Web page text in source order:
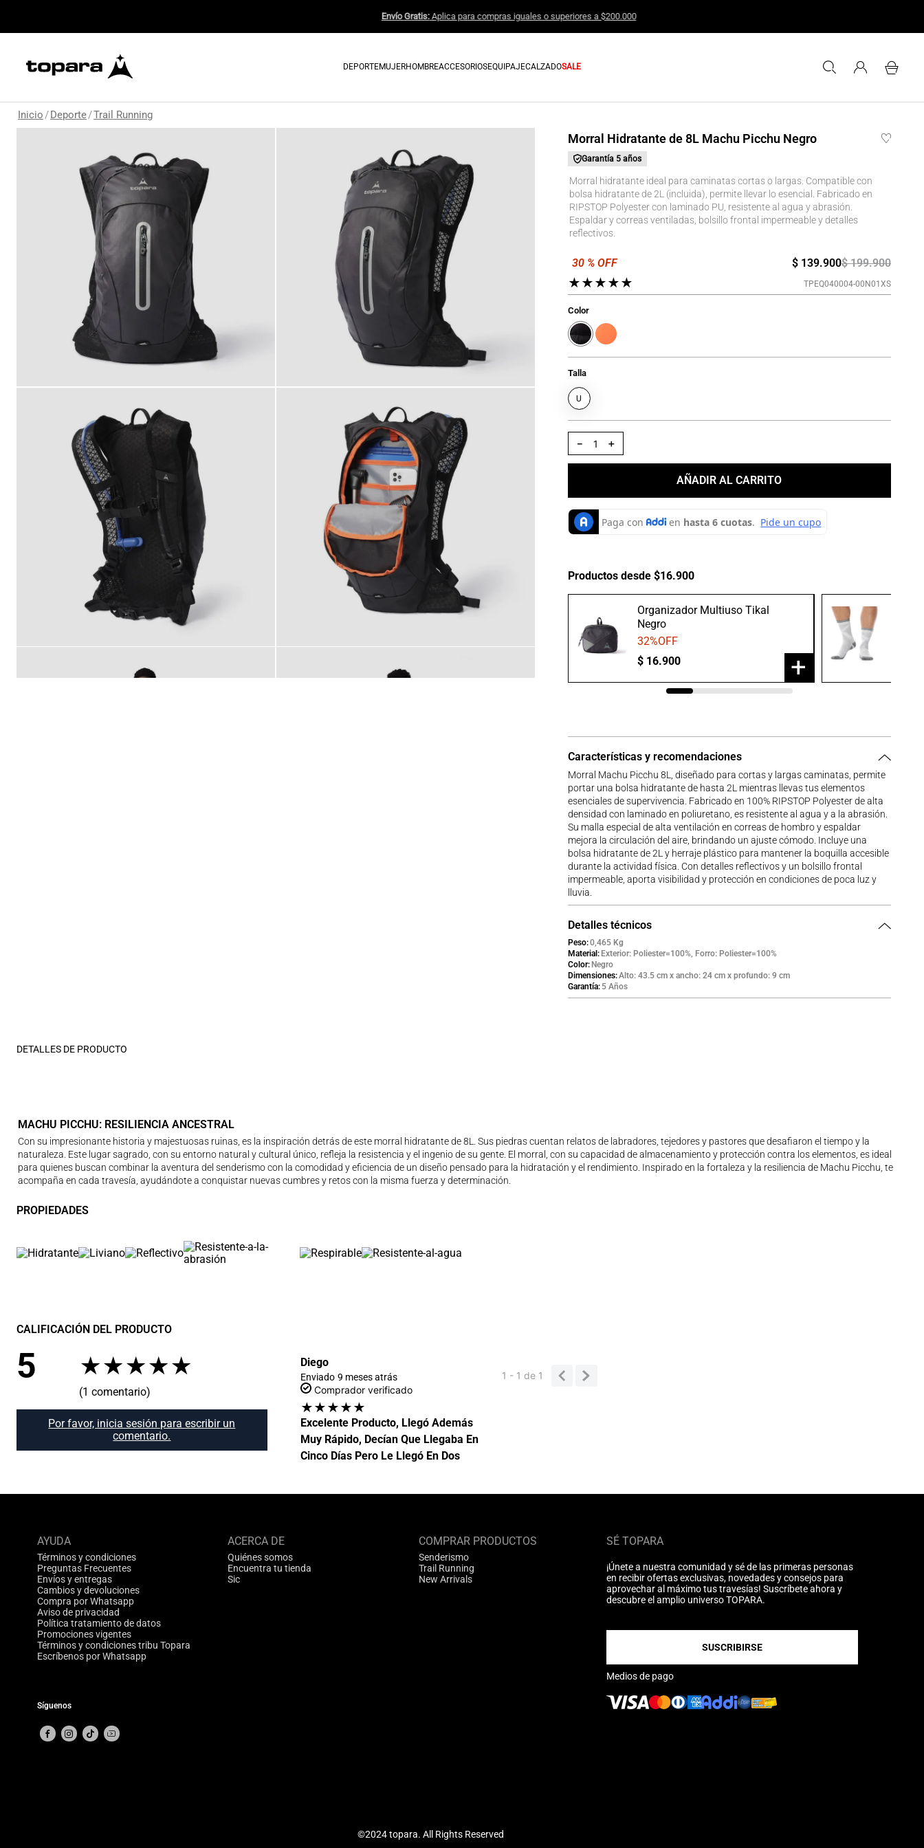
Envío Gratis:Aplica para compras iguales o superiores a $200.000
DEPORTEMUJERHOMBREACCESORIOSEQUIPAJECALZADOSALE
Inicio/Deporte/Trail Running
Morral Hidratante de 8L Machu Picchu Negro
Garantía 5 años
Morral hidratante ideal para caminatas cortas o largas. Compatible con
bolsa hidratante de 2L (incluida), permite llevar lo esencial. Fabricado en
RIPSTOP Polyester con laminado PU, resistente al agua y abrasión.
Espaldar y correas ventiladas, bolsillo frontal impermeable y detalles
reflectivos.
$ 199.900
$ 139.900
★★★★★ TPEQ040004-00N01XS
Talla
U
Color
＋
－
AÑADIR AL CARRITO
Productos desde $16.900
Organizador Multiuso Tikal
Negro
32%OFF
$ 16.900 +
Características y recomendaciones
Morral Machu Picchu 8L, diseñado para cortas y largas caminatas, permite
portar una bolsa hidratante de hasta 2L mientras llevas tus elementos
esenciales de supervivencia. Fabricado en 100% RIPSTOP Polyester de alta
densidad con laminado en poliuretano, es resistente al agua y a la abrasión.
Su malla especial de alta ventilación en correas de hombro y espaldar
mejora la circulación del aire, brindando un ajuste cómodo. Incluye una
bolsa hidratante de 2L y herraje plástico para mantener la boquilla accesible
durante la actividad física. Con detalles reflectivos y un bolsillo frontal
impermeable, aporta visibilidad y protección en condiciones de poca luz y
lluvia.
Detalles técnicos
Peso 0,465 Kg
Material
Exterior: Poliester=100%, Forro: Poliester=100%
Color Negro
Dimensiones Alto: 43.5 cm x ancho: 24 cm x profundo: 9 cm
Garantía 5 Años
DETALLES DE PRODUCTO
MACHU PICCHU: RESILIENCIA ANCESTRAL
Con su impresionante historia y majestuosas ruinas, es la inspiración detrás de este morral hidratante de 8L. Sus piedras cuentan relatos de labradores, tejedores y pastores que desafiaron el tiempo y la
naturaleza. Este lugar sagrado, con su entorno natural y cultural único, refleja la resistencia y el ingenio de su gente. El morral, con su capacidad de almacenamiento y protección contra los elementos, es ideal
para quienes buscan combinar la aventura del senderismo con la comodidad y eficiencia de un diseño pensado para la hidratación y el rendimiento. Inspirado en la fortaleza y la resiliencia de Machu Picchu, te
acompaña en cada travesía, ayudándote a conquistar nuevas cumbres y retos con la misma fuerza y determinación.
PROPIEDADES
CALIFICACIÓN DEL PRODUCTO
★★★★★
5
(1 comentario)
Por favor, inicia sesión para escribir un
comentario.
★★★★★
Comprador verificado
Enviado 9 meses atrás
Diego
Excelente Producto, Llegó Además
Muy Rápido, Decían Que Llegaba En
Cinco Días Pero Le Llegó En Dos
1 - 1 de 1
AYUDA
Términos y condiciones
Preguntas Frecuentes
Envíos y entregas
Cambios y devoluciones
Compra por Whatsapp
Aviso de privacidad
Política tratamiento de datos
Promociones vigentes
Términos y condiciones tribu Topara
Escríbenos por Whatsapp
ACERCA DE
Quiénes somos
Encuentra tu tienda
Sic
COMPRAR PRODUCTOS
Senderismo
Trail Running
New Arrivals
Síguenos
©2024 topara. All Rights Reserved
SÉ TOPARA
¡Únete a nuestra comunidad y sé de las primeras personas
en recibir ofertas exclusivas, novedades y consejos para
aprovechar al máximo tus travesías! Suscríbete ahora y
descubre el amplio universo TOPARA.
SUSCRIBIRSE
Medios de pago